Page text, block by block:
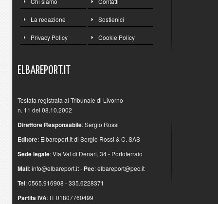
La redazione Sostienici
Privacy Policy Cookie Policy
ELBAREPORT.IT
Testata registrata al Tribunale di Livorno
n. 11 del 08.10.2002
Direttore Responsabile: Sergio Rossi
Editore: Elbareport.it di Sergio Rossi & C. SAS
Sede legale: Via Val di Denari, 34 - Portoferraio
Mail:info@elbareport.it- Pec:elbareport@pec.it
Tel: 0565.916908 - 335.6228371
Partita IVA: IT 01807760499